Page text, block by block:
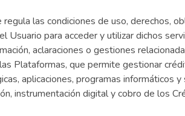
las condiciones de uso, derechos,
Usuario para acceder y utilizar dichos
aclaraciones o gestiones
Plataformas, que permite gestionar
aplicaciones, programas
instrumentación digital y cobro de los